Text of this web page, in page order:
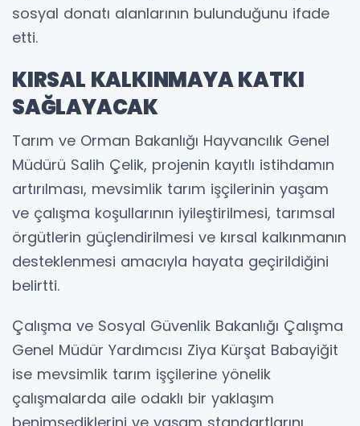
sosyal donatı alanlarının bulunduğunu ifade
etti.
KIRSAL KALKINMAYA KATKI
SAĞLAYACAK
Tarım ve Orman Bakanlığı Hayvancılık Genel
Müdürü Salih Çelik, projenin kayıtlı istihdamın
artırılması, mevsimlik tarım işçilerinin yaşam
ve çalışma koşullarının iyileştirilmesi, tarımsal
örgütlerin güçlendirilmesi ve kırsal kalkınmanın
desteklenmesi amacıyla hayata geçirildiğini
belirtti.
Çalışma ve Sosyal Güvenlik Bakanlığı Çalışma
Genel Müdür Yardımcısı Ziya Kürşat Babayiğit
ise mevsimlik tarım işçilerine yönelik
çalışmalarda aile odaklı bir yaklaşım